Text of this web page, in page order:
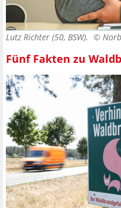
Lutz Richter (50, BSW). ©
Fünf Fakten zu